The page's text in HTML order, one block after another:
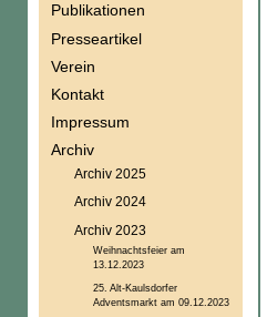
Publikationen
Presseartikel
Verein
Kontakt
Impressum
Archiv
Archiv 2025
Archiv 2024
Archiv 2023
Weihnachtsfeier am
13.12.2023
25. Alt-Kaulsdorfer
Adventsmarkt am 09.12.2023